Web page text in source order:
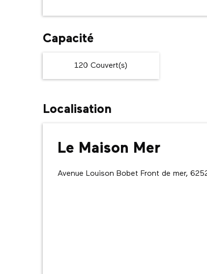
Capacité
120 Couvert(s)
Localisation
Le Maison Mer
Avenue Louison Bobet Front de mer,